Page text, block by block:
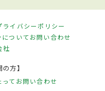
ライバシーポリシー
ついてお問い合わせ
社
の方】
て お問い合わせ